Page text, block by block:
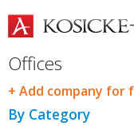
Offices
+ Add company for
By Category